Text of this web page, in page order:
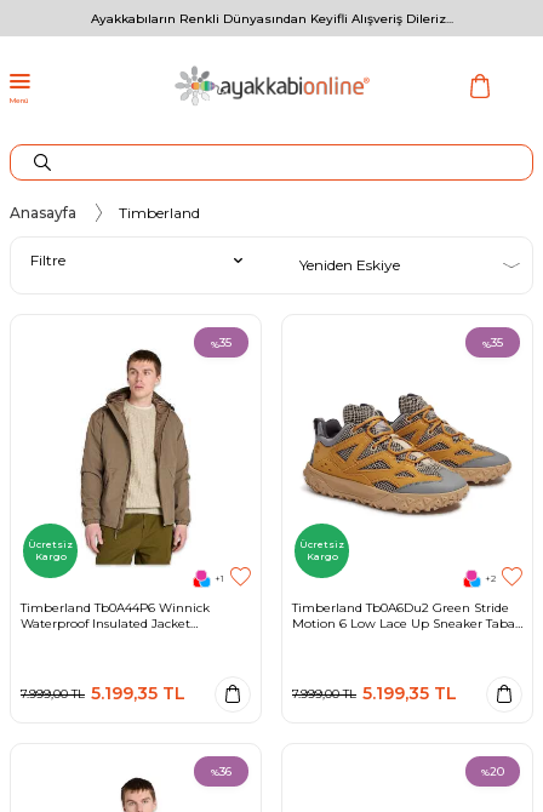
Ayakkabıların Renkli Dünyasından Keyifli Alışveriş Dileriz...
Menü
Anasayfa Timberland
Filtre
%35
Ücretsiz
Kargo
+1
Timberland Tb0A44P6 Winnick
Waterproof Insulated Jacket
7.999,00TL 5.199,35 TL
%35
Ücretsiz
Kargo
+2
Timberland Tb0A6Du2 Green Stride
Motion 6 Low Lace Up Sneaker Taba
7.999,00TL 5.199,35 TL
%36 %20